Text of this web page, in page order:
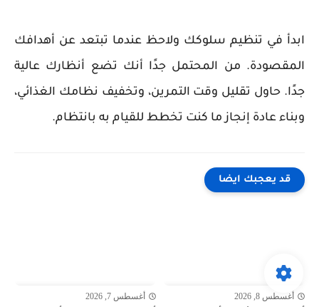
ابدأ في تنظيم سلوكك ولاحظ عندما تبتعد عن أهدافك
المقصودة. من المحتمل جدًا أنك تضع أنظارك عالية
جدًا. حاول تقليل وقت التمرين، وتخفيف نظامك الغذائي،
وبناء عادة إنجاز ما كنت تخطط للقيام به بانتظام.
قد يعجبك ايضا
أغسطس 8, 2026 أغسطس 7, 2026